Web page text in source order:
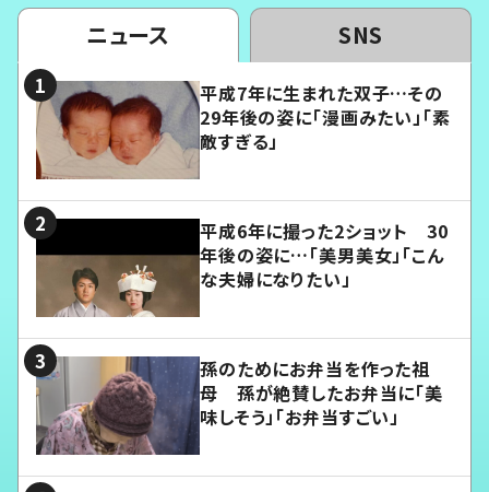
ニュース SNS
平成7年に生まれた双子…その
29年後の姿に「漫画みたい」「素
敵すぎる」
平成6年に撮った2ショット 30
年後の姿に…「美男美女」「こん
な夫婦になりたい」
孫のためにお弁当を作った祖
母 孫が絶賛したお弁当に「美
味しそう」「お弁当すごい」